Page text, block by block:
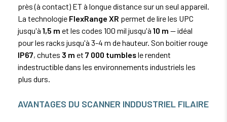
près (à contact) ET à longue distance sur un seul appareil.
La technologie FlexRange XR permet de lire les UPC
jusqu'à 1,5 m et les codes 100 mil jusqu'à 10 m — idéal
pour les racks jusqu'à 3-4 m de hauteur. Son boitier rouge
IP67, chutes 3 m et 7 000 tumblesle rendent
indestructible dans les environnements industriels les
plus durs.
AVANTAGES DU SCANNER INDDUSTRIEL FILAIRE